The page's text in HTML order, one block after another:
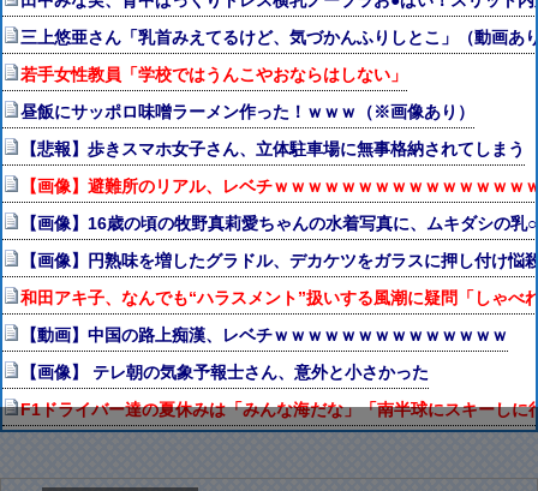
三上悠亜さん「乳首みえてるけど、気づかんふりしとこ」（動画あ
若手女性教員「学校ではうんこやおならはしない」
昼飯にサッポロ味噌ラーメン作った！ｗｗｗ（※画像あり）
【悲報】歩きスマホ女子さん、立体駐車場に無事格納されてしまう
【画像】避難所のリアル、レベチｗｗｗｗｗｗｗｗｗｗｗｗｗｗｗ
【画像】16歳の頃の牧野真莉愛ちゃんの水着写真に、ムキダシの
【画像】円熟味を増したグラドル、デカケツをガラスに押し付け
和田アキ子、なんでも“ハラスメント”扱いする風潮に疑問「しゃべ
【動画】中国の路上痴漢、レベチｗｗｗｗｗｗｗｗｗｗｗｗｗｗ
【画像】 テレ朝の気象予報士さん、意外と小さかった
F1ドライバー達の夏休みは「みんな海だな」「南半球にスキーしに